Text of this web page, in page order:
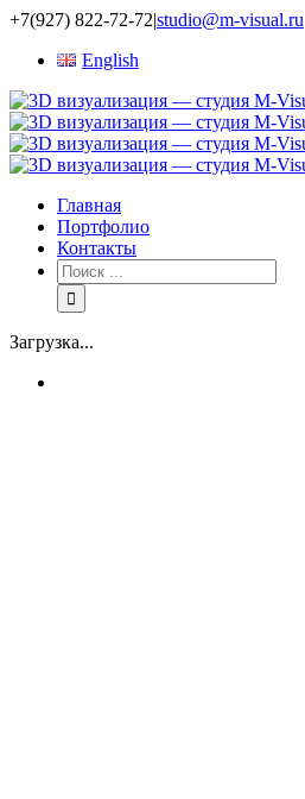
+7(927) 822-72-72|studio@m-visual.ru
English
Главная
Портфолио
Контакты
Загрузка...